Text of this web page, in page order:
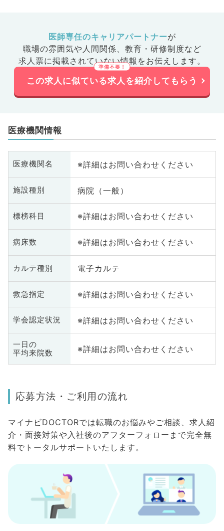
医師専任のキャリアパートナーが
職場の雰囲気や人間関係、 教育・研修制度など
求人票に掲載されていない情報をお伝えします。
この求人に似ている求人を紹介してもらう
医療機関情報
医療機関名 ※詳細はお問い合わせください
施設種別 病院（一般）
標榜科目 ※詳細はお問い合わせください
病床数 ※詳細はお問い合わせください
カルテ種別 電子カルテ
救急指定 ※詳細はお問い合わせください
学会認定状況 ※詳細はお問い合わせください
一日の
平均来院数
※詳細はお問い合わせください
応募方法・ご利用の流れ
マイナビDOCTORでは転職のお悩みやご相談、求人紹
介・面接対策や入社後のアフターフォローまで完全無
料でトータルサポートいたします。